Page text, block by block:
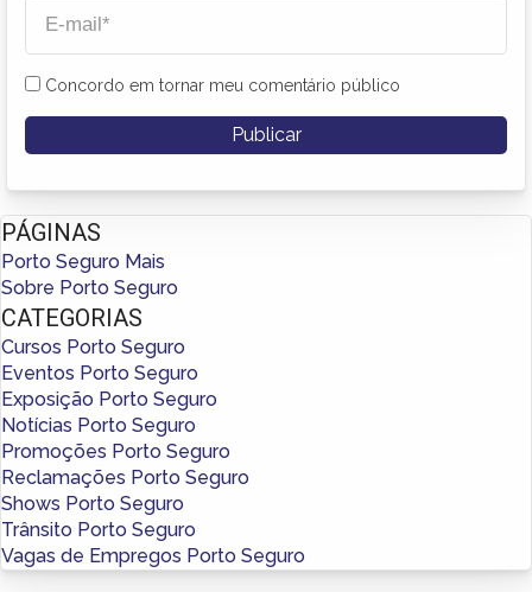
Concordo em tornar meu comentário público
PÁGINAS
Porto Seguro Mais
Sobre Porto Seguro
CATEGORIAS
Cursos Porto Seguro
Eventos Porto Seguro
Exposição Porto Seguro
Notícias Porto Seguro
Promoções Porto Seguro
Reclamações Porto Seguro
Shows Porto Seguro
Trânsito Porto Seguro
Vagas de Empregos Porto Seguro